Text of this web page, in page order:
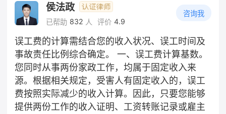
侯法政
已帮助 832 人 评价 4.9
咨询我
误工费的计算需结合您的收入状况、误工时间及
事故责任比例综合确定。 一、误工费计算基数。
您同时从事两份家政工作，均属于固定收入来
源。根据相关规定，受害人有固定收入的，误工
费按照实际减少的收入计算。因此，只要您能够
提供两份工作的收入证明、工资转账记录或雇主